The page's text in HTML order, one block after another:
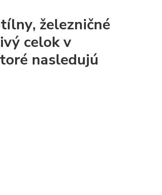
železničné
celok v
nasledujú